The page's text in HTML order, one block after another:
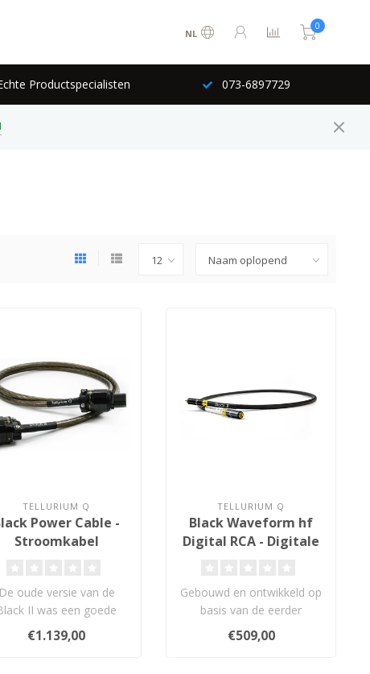
NL
0
Productspecialisten 073-6897729
TELLURIUM Q
Power Cable -
Stroomkabel
De oude versie van de
II was een goede
kabel en won inderdaad
prijzen, maa..
€1.139,00
TELLURIUM Q
Black Waveform hf
Digital RCA - Digitale
Gebouwd en ontwikkeld op
basis van de eerder
geprezen waveformkabels.
De nieuwe ..
€509,00